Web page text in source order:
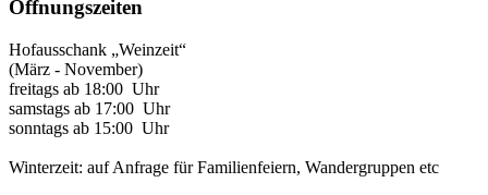
Öffnungszeiten
Hofausschank „Weinzeit“
(März - November)
freitags ab 18:00 Uhr
samstags ab 17:00 Uhr
sonntags ab 15:00 Uhr
Winterzeit: auf Anfrage für Familienfeiern, Wandergruppen etc